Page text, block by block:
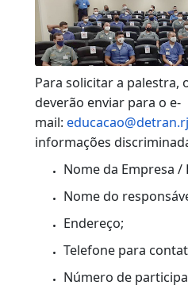
Para solicitar a
deverão enviar para o
mail:
informações
Nome da